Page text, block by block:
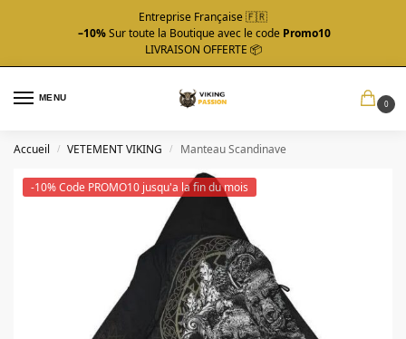
Entreprise Française 🇫🇷
–10%Sur toute la Boutique avec le code Promo10
LIVRAISON OFFERTE 📦
MENU
0
Accueil / VETEMENT VIKING / Manteau Scandinave
-10% Code PROMO10 jusqu'a la fin du mois